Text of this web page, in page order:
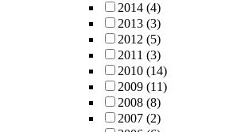
2014 (4)
2013 (3)
2012 (5)
2011 (3)
2010 (14)
2009 (11)
2008 (8)
2007 (2)